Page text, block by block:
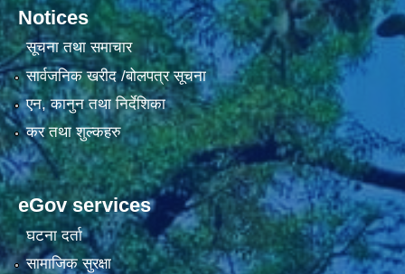
Notices
सूचना तथा समाचार
सार्वजनिक खरीद /बोलपत्र सूचना
एन, कानुन तथा निर्देशिका
कर तथा शुल्कहरु
eGov services
घटना दर्ता
सामाजिक सुरक्षा